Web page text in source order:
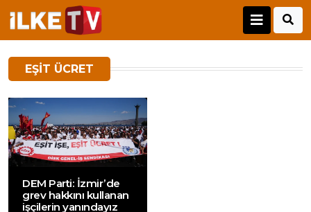
EŞIT ÜCRET
DEM Parti: İzmir’de
grev hakkını kullanan
işçilerin yanındayız